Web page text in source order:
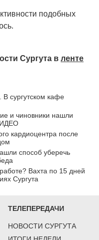
подобных
Сургута в ленте
сургутском кафе
и чиновники нашли
кардиоцентра после
способ уберечь
Вахта по 15 дней
Сургута
ТЕЛЕПЕРЕДАЧИ
НОВОСТИ СУРГУТА